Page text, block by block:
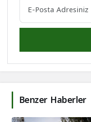
Benzer Haberler